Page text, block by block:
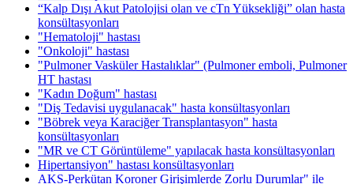
“Kalp Dışı Akut Patolojisi olan ve cTn Yüksekliği” olan hasta
konsültasyonları
"Hematoloji" hastası
"Onkoloji" hastası
"Pulmoner Vasküler Hastalıklar" (Pulmoner emboli, Pulmoner
HT hastası
"Kadın Doğum" hastası
"Diş Tedavisi uygulanacak" hasta konsültasyonları
"Böbrek veya Karaciğer Transplantasyon" hasta
konsültasyonları
"MR ve CT Görüntüleme" yapılacak hasta konsültasyonları
Hipertansiyon" hastası konsültasyonları
AKS-Perkütan Koroner Girişimlerde Zorlu Durumlar" ile